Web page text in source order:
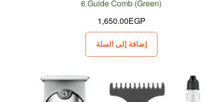
6 Guide Comb (Green)
1,650.00EGP
إضافة إلى السلة